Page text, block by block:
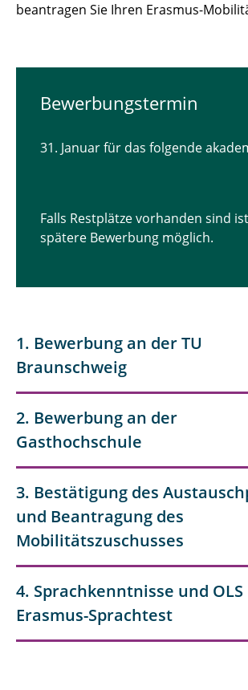
beantragen Sie Ihren Erasmus-
Bewerbungstermin
31. Januar für das folgende
Falls Restplätze vorhanden sind
spätere Bewerbung möglich.
1. Bewerbung an der TU
Braunschweig
2. Bewerbung an der
Gasthochschule
3. Bestätigung des
und Beantragung des
Mobilitätszuschusses
4. Sprachkenntnisse und OLS
Erasmus-Sprachtest